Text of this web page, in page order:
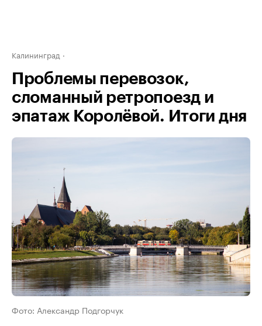
Калининград
Проблемы перевозок,
сломанный ретропоезд и
эпатаж Королёвой. Итоги дня
Фото: Александр Подгорчук